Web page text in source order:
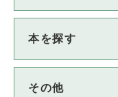
本を探す
その他